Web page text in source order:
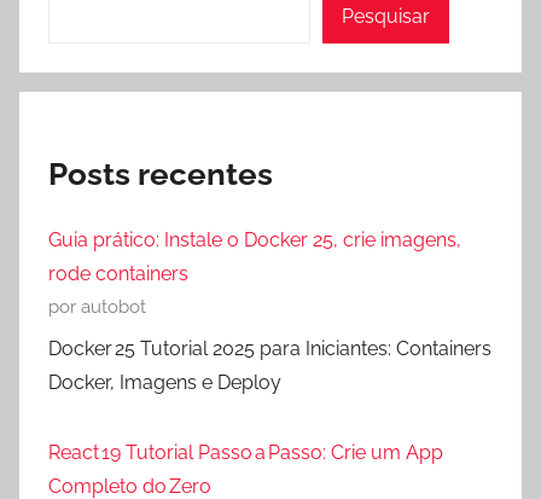
Pesquisar
Posts recentes
Guia prático: Instale o Docker 25, crie imagens,
rode containers
por autobot
Docker 25 Tutorial 2025 para Iniciantes: Containers
Docker, Imagens e Deploy
React 19 Tutorial Passo a Passo: Crie um App
Completo do Zero